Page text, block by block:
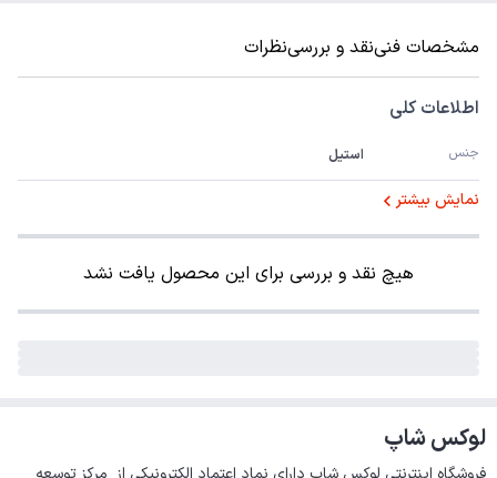
مشخصات فنینقد و بررسینظرات
اطلاعات کلی
جنس استیل
نمایش بیشتر
هیچ نقد و بررسی برای این محصول یافت نشد
لوکس شاپ